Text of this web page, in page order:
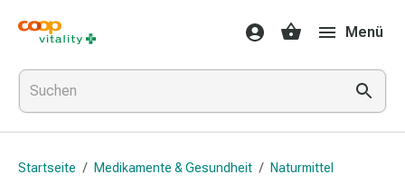
Medikamente
&
Gesundheit
Grippe
&
Erkältung
Grippe-
Menü
Startseite / Medikamente & Gesundheit / Naturmittel